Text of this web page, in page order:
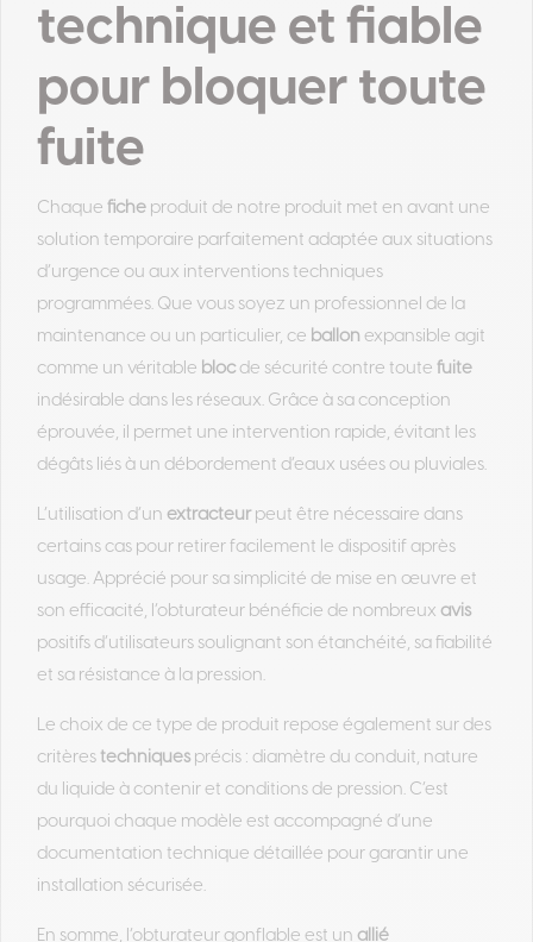
technique et fiable
pour bloquer toute
fuite
Chaque fiche produit de notre produit met en avant une
solution temporaire parfaitement adaptée aux situations
d’urgence ou aux interventions techniques
programmées. Que vous soyez un professionnel de la
maintenance ou un particulier, ce ballon expansible agit
comme un véritable bloc de sécurité contre toute fuite
indésirable dans les réseaux. Grâce à sa conception
éprouvée, il permet une intervention rapide, évitant les
dégâts liés à un débordement d’eaux usées ou pluviales.
L’utilisation d’un extracteurpeut être nécessaire dans
certains cas pour retirer facilement le dispositif après
usage. Apprécié pour sa simplicité de mise en œuvre et
son efficacité, l’obturateur bénéficie de nombreux avis
positifs d’utilisateurs soulignant son étanchéité, sa fiabilité
et sa résistance à la pression.
Le choix de ce type de produit repose également sur des
critères techniques précis : diamètre du conduit, nature
du liquide à contenir et conditions de pression. C’est
pourquoi chaque modèle est accompagné d’une
documentation technique détaillée pour garantir une
installation sécurisée.
En somme, l’obturateur gonflable est un allié